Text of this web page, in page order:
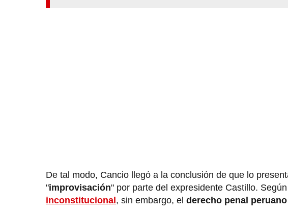
De tal modo, Cancio llegó a la conclusión de que lo
"improvisación" por parte del expresidente Castillo.
inconstitucional, sin embargo, el derecho penal peruano